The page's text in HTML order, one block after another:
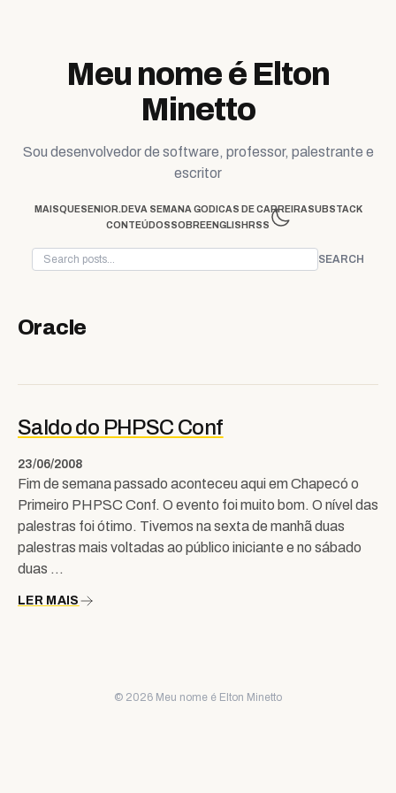
Meu nome é Elton
Minetto
Sou desenvolvedor de software, professor, palestrante e
escritor
MAISQUESENIOR.DEVA SEMANA GO DICAS DE CARREIRASUBSTACK
CONTEÚDOSSOBREENGLISH RSS
SEARCH
Oracle
Saldo do PHPSC Conf
23/06/2008
Fim de semana passado aconteceu aqui em Chapecó o
Primeiro PHPSC Conf. O evento foi muito bom. O nível das
palestras foi ótimo. Tivemos na sexta de manhã duas
palestras mais voltadas ao público iniciante e no sábado
duas …
LER MAIS
© 2026 Meu nome é Elton Minetto